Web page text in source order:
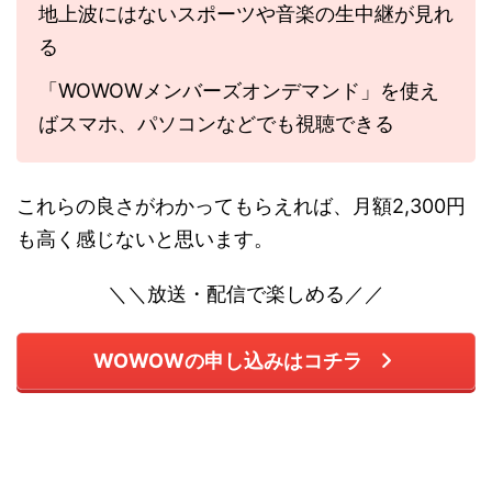
地上波にはないスポーツや音楽の生中継が見れ
る
「WOWOWメンバーズオンデマンド」を使え
ばスマホ、パソコンなどでも視聴できる
これらの良さがわかってもらえれば、月額2,300円
も高く感じないと思います。
＼＼放送・配信で楽しめる／／
WOWOWの申し込みはコチラ